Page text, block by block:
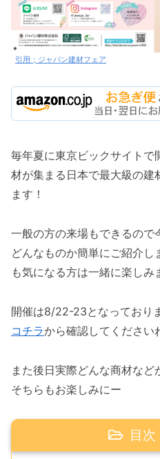
引用；ジャパン建材フェア
毎年夏に東京ビックサイトで
材が集まる日本で最大級の建
ます！
一般の方の来場もできるの
どんなものか簡単にご紹介
も気になる方は一緒に楽しみ
開催は8/22-23となっており
コチラから確認してください
また後日実際どんな商材な
そちらもお楽しみにー
目次